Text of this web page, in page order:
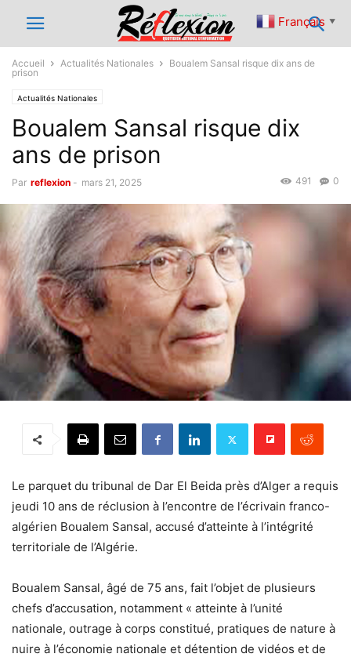
Accueil Actualités Nationales
Boualem Sansal risque dix ans de
prison
Actualités Nationales
Boualem Sansal risque dix
ans de prison
Par reflexion - mars 21, 2025 0
491
Le parquet du tribunal de Dar El Beida près d’Alger a requis
jeudi 10 ans de réclusion à l’encontre de l’écrivain franco-
algérien Boualem Sansal, accusé d’atteinte à l’intégrité
territoriale de l’Algérie.
Boualem Sansal, âgé de 75 ans, fait l’objet de plusieurs
chefs d’accusation, notamment « atteinte à l’unité
nationale, outrage à corps constitué, pratiques de nature à
nuire à l’économie nationale et détention de vidéos et de
Français ▼